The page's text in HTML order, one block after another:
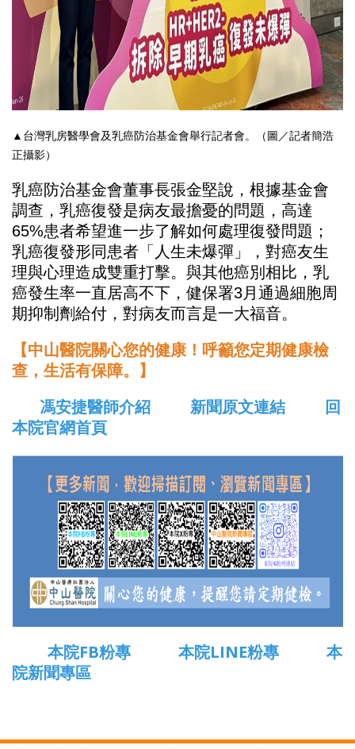
▲台灣乳房醫學會及乳癌防治基金會舉行記者會。（圖／記者簡浩
正攝影）
乳癌防治基金會董事長張金堅說，根據基金會
調查，乳癌復發是病友最擔憂的問題，高達
65%患者希望進一步了解如何處理復發問題；
乳癌復發形同患者「人生未爆彈」，對癌友生
理與心理造成雙重打擊。與其他癌別相比，乳
癌發生率一直居高不下，健保署3月通過細胞周
期抑制劑給付，對病友而言是一大福音。
【中山醫院關心您的健康！呼籲您定期健康檢
查，生活有保障。】
馮安捷醫師介紹
新聞原文連結
回
本院官網首頁
本院FB粉專 本院LINE粉專
本
院新聞專區